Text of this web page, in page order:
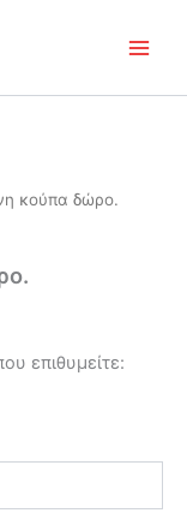
κούπα δώρο.
επιθυμείτε: